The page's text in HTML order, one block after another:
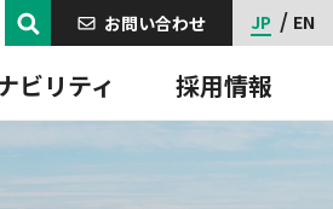
お問い合わせ JP EN
ビリティ 採用情報